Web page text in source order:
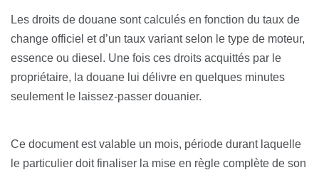
Les droits de douane sont calculés en fonction du taux de
change officiel et d’un taux variant selon le type de moteur,
essence ou diesel. Une fois ces droits acquittés par le
propriétaire, la douane lui délivre en quelques minutes
seulement le laissez-passer douanier.
Ce document est valable un mois, période durant laquelle
le particulier doit finaliser la mise en règle complète de son